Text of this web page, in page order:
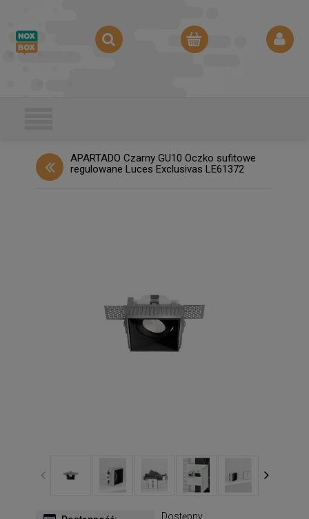
APARTADO Czarny GU10 Oczko sufitowe
regulowane Luces Exclusivas LE61372
Dostępny